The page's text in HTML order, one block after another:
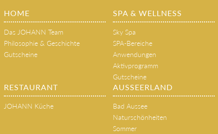
HOME
Das JOHANN Team
Philosophie & Geschichte
Gutscheine
SPA & WELLNESS
Sky Spa
SPA-Bereiche
Anwendungen
Aktivprogramm
Gutscheine
RESTAURANT
JOHANN Küche
AUSSEERLAND
Bad Aussee
Naturschönheiten
Sommer